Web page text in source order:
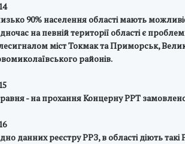
90% населення області мають
на певній території області є
міст Токмак та Приморськ,
районів.
- на прохання Концерну РРТ
данних реєстру РРЗ, в області діють